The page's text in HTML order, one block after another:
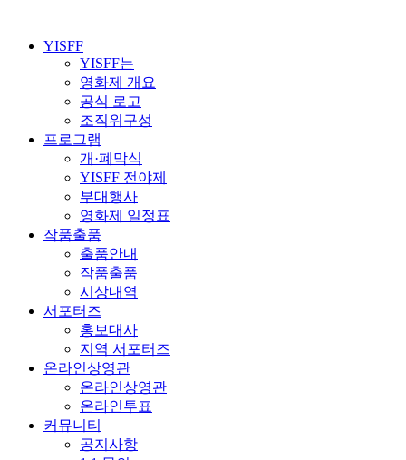
YISFF
YISFF는
영화제 개요
공식 로고
조직위구성
프로그램
개·폐막식
YISFF 전야제
부대행사
영화제 일정표
작품출품
출품안내
작품출품
시상내역
서포터즈
홍보대사
지역 서포터즈
온라인상영관
온라인상영관
온라인투표
커뮤니티
공지사항